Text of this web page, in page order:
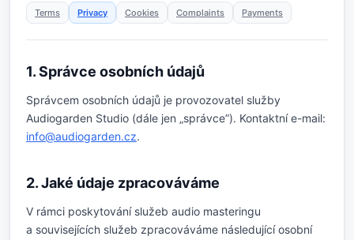
Terms Privacy Cookies Complaints Payments
1. Správce osobních údajů
Správcem osobních údajů je provozovatel služby
Audiogarden Studio (dále jen „správce”). Kontaktní e-mail:
info@audiogarden.cz.
2. Jaké údaje zpracováváme
V rámci poskytování služeb audio masteringu
a souvisejících služeb zpracováváme následující osobní